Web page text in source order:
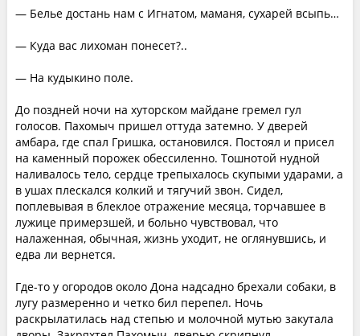
— Белье достань нам с Игнатом, маманя, сухарей всыпь…
— Куда вас лихоман понесет?..
— На кудыкино поле.
До поздней ночи на хуторском майдане гремел гул
голосов. Пахомыч пришел оттуда затемно. У дверей
амбара, где спал Гришка, остановился. Постоял и присел
на каменный порожек обессиленно. Тошнотой нудной
наливалось тело, сердце трепыхалось скупыми ударами, а
в ушах плескался колкий и тягучий звон. Сидел,
поплевывая в блеклое отражение месяца, торчавшее в
лужице примерзшей, и больно чувствовал, что
налаженная, обычная, жизнь уходит, не оглянувшись, и
едва ли вернется.
Где-то у огородов около Дона надсадно брехали собаки, в
лугу размеренно и четко бил перепел. Ночь
раскрылатилась над степью и молочной мутью закутала